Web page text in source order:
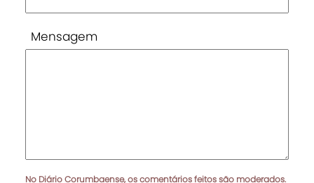
Mensagem
No Diário Corumbaense, os comentários feitos são moderados.